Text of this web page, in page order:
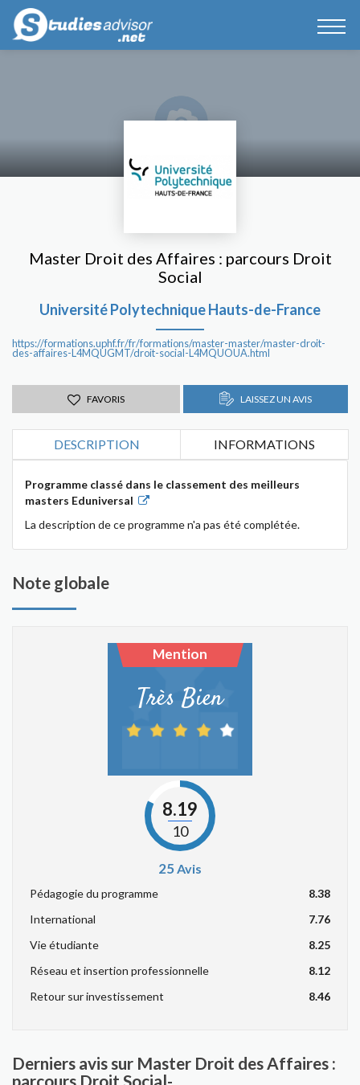
Master Droit des Affaires : parcours Droit
Social
Université Polytechnique Hauts-de-France
https://formations.uphf.fr/fr/formations/master-master/master-droit-
des-affaires-L4MQUGMT/droit-social-L4MQUOUA.html
FAVORIS LAISSEZ UN AVIS
DESCRIPTION INFORMATIONS
Programme classé dans le classement des meilleurs
masters Eduniversal
La description de ce programme n'a pas été complétée.
Note globale
Mention
Très Bien
8.19
10
25Avis
Pédagogie du programme
8.38
International
7.76
Vie étudiante
8.25
Réseau et insertion professionnelle
8.12
Retour sur investissement
8.46
Derniers avis sur Master Droit des Affaires :
parcours Droit Social-